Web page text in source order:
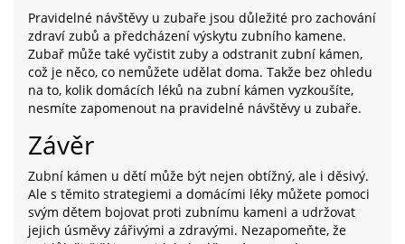
Pravidelné návštěvy u zubaře jsou důležité pro zachování
zdraví zubů a předcházení výskytu zubního kamene.
Zubař může také vyčistit zuby a odstranit zubní kámen,
což je něco, co nemůžete udělat doma. Takže bez ohledu
na to, kolik domácích léků na zubní kámen vyzkoušíte,
nesmíte zapomenout na pravidelné návštěvy u zubaře.
Závěr
Zubní kámen u dětí může být nejen obtížný, ale i děsivý.
Ale s těmito strategiemi a domácími léky můžete pomoci
svým dětem bojovat proti zubnímu kameni a udržovat
jejich úsměvy zářivými a zdravými. Nezapomeňte, že